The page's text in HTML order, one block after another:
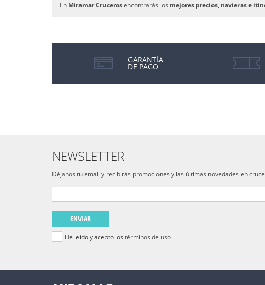
En Miramar Crucerosencontrarás los mejores precios, navieras e
GARANTÍA
DE PAGO
NEWSLETTER
Déjanos tu email y recibirás promociones y las últimas novedades en
ENVIAR
He leído y acepto los términos de uso